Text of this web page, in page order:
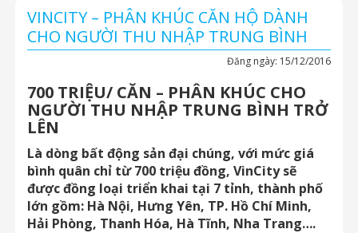
VINCITY – PHÂN KHÚC CĂN HỘ DÀNH
CHO NGƯỜI THU NHẬP TRUNG BÌNH
Đăng ngày: 15/12/2016
700 TRIỆU/ CĂN – PHÂN KHÚC CHO
NGƯỜI THU NHẬP TRUNG BÌNH TRỞ
LÊN
Là dòng bất động sản đại chúng, với mức giá
bình quân chỉ từ 700 triệu đồng, VinCity sẽ
được đồng loại triển khai tại 7 tỉnh, thành phố
lớn gồm: Hà Nội, Hưng Yên, TP. Hồ Chí Minh,
Hải Phòng, Thanh Hóa, Hà Tĩnh, Nha Trang….